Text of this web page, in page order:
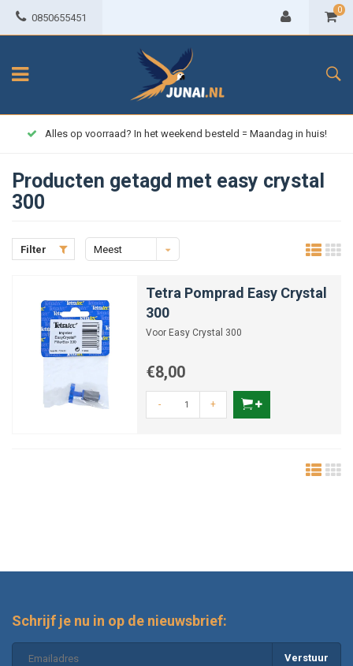
0850655451
0
Alles op voorraad? In het weekend besteld = Maandag in huis!
Producten getagd met easy crystal
300
Filter
Meest
Tetra Pomprad Easy Crystal
300
Voor Easy Crystal 300
€8,00
- +
Schrijf je nu in op de nieuwsbrief:
Verstuur